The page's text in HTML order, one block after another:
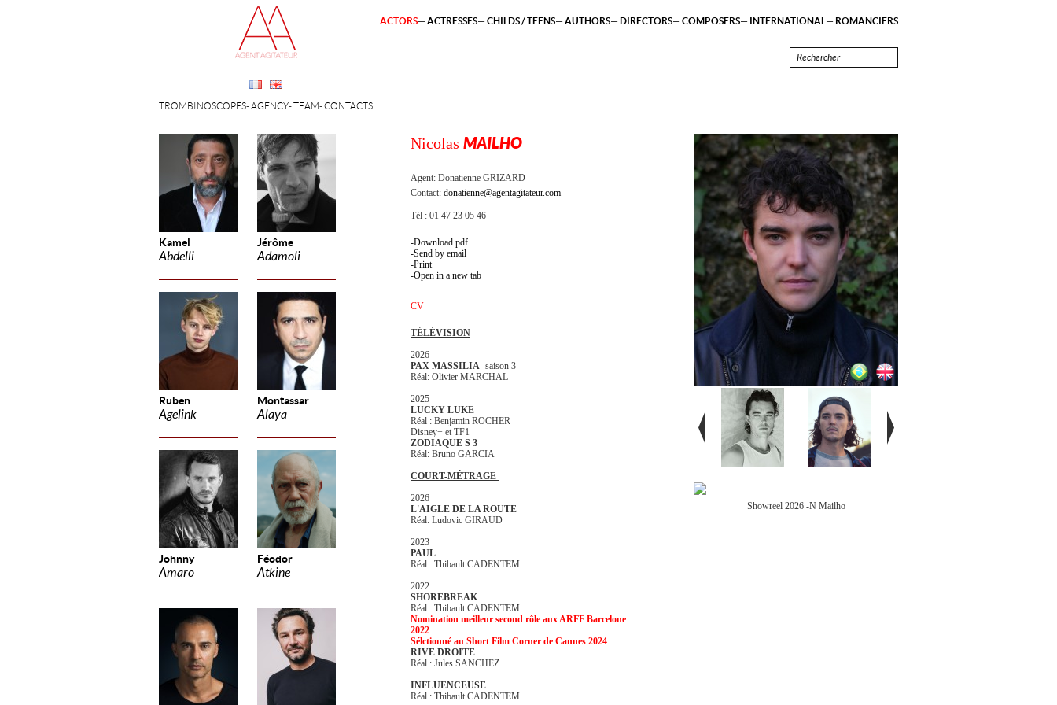
Kamel
Abdelli
Jérôme
Adamoli
Ruben
Agelink
Montassar
Alaya
Johnny
Amaro
Féodor
Atkine
TROMBINOSCOPES AGENCY TEAM CONTACTS
ACTORS ACTRESSES CHILDS / TEENS AUTHORS DIRECTORS COMPOSERS INTERNATIONAL ROMANCIERS
Nicolas MAILHO
Agent: Donatienne GRIZARD
Contact: donatienne@agentagitateur.com
Tél : 01 47 23 05 46
Download pdf
Send by email
Print
Open in a new tab
CV
TÉLÉVISION
2026
PAX MASSILIA- saison 3
Réal: Olivier MARCHAL
2025
LUCKY LUKE
Réal : Benjamin ROCHER
Disney+ et TF1
ZODIAQUE S 3
Réal: Bruno GARCIA
COURT-MÉTRAGE
2026
L'AIGLE DE LA ROUTE
Réal: Ludovic GIRAUD
2023
PAUL
Réal : Thibault CADENTEM
2022
SHOREBREAK
Réal : Thibault CADENTEM
Nomination meilleur second rôle aux ARFF Barcelone
2022
Sélctionné au Short Film Corner de Cannes 2024
RIVE DROITE
Réal : Jules SANCHEZ
INFLUENCEUSE
Réal : Thibault CADENTEM
Showreel 2026 -N Mailho